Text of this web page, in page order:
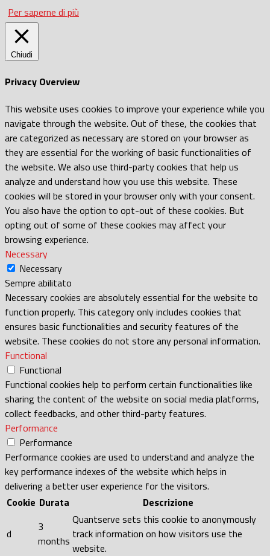
Per saperne di più
Chiudi
Privacy Overview
This website uses cookies to improve your experience while you
navigate through the website. Out of these, the cookies that
are categorized as necessary are stored on your browser as
they are essential for the working of basic functionalities of
the website. We also use third-party cookies that help us
analyze and understand how you use this website. These
cookies will be stored in your browser only with your consent.
You also have the option to opt-out of these cookies. But
opting out of some of these cookies may affect your
browsing experience.
Necessary
Necessary
Sempre abilitato
Necessary cookies are absolutely essential for the website to
function properly. This category only includes cookies that
ensures basic functionalities and security features of the
website. These cookies do not store any personal information.
Functional
Functional
Functional cookies help to perform certain functionalities like
sharing the content of the website on social media platforms,
collect feedbacks, and other third-party features.
Performance
Performance
Performance cookies are used to understand and analyze the
key performance indexes of the website which helps in
delivering a better user experience for the visitors.
Cookie Durata Descrizione
d
3
months
Quantserve sets this cookie to anonymously
track information on how visitors use the
website.